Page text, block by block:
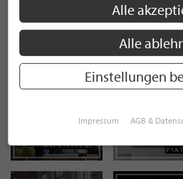
Alle
Alle
Einstellungen
Impressum AGB &